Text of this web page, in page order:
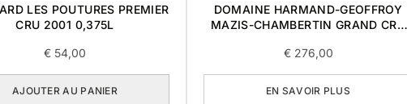
LES POUTURES PREMIER
CRU 2001 0,375L
€ 54,00
AJOUTER AU PANIER
DOMAINE HARMAND-GEOFFROY
MAZIS-CHAMBERTIN GRAND CRU
€276,00
EN SAVOIR PLUS